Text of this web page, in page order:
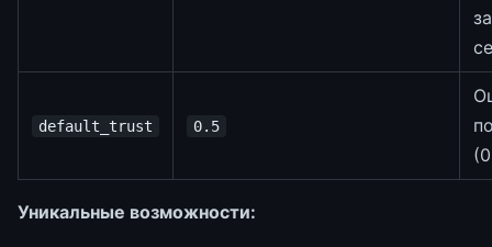
default_trust 0.5
Уникальные возможности: